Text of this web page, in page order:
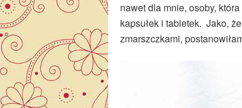
nawet dla mnie, osoby,
kapsułek i tabletek. Jako,
zmarszczkami,